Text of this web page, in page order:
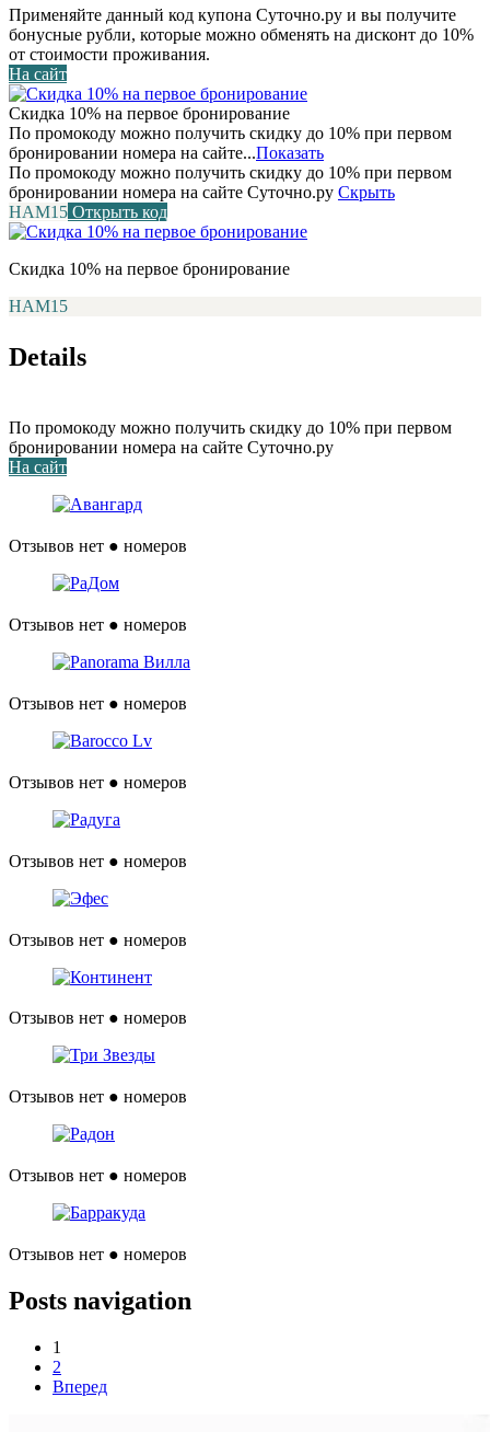
Применяйте данный код купона Суточно.ру и вы получите
бонусные рубли, которые можно обменять на дисконт до 10%
от стоимости проживания.
На сайт
Скидка 10% на первое бронирование
По промокоду можно получить скидку до 10% при первом
бронировании номера на сайте...Показать
По промокоду можно получить скидку до 10% при первом
бронировании номера на сайте Суточно.ру Скрыть
НАМ15 Открыть код
Скидка 10% на первое бронирование
НАМ15
Details
По промокоду можно получить скидку до 10% при первом
бронировании номера на сайте Суточно.ру
На сайт
Отзывов нет ● номеров
Отзывов нет ● номеров
Отзывов нет ● номеров
Отзывов нет ● номеров
Отзывов нет ● номеров
Отзывов нет ● номеров
Отзывов нет ● номеров
Отзывов нет ● номеров
Отзывов нет ● номеров
Отзывов нет ● номеров
Posts navigation
1
2
Вперед